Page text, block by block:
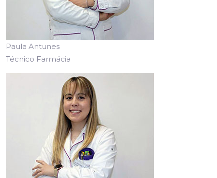
Paula Antunes
Técnico Farmácia